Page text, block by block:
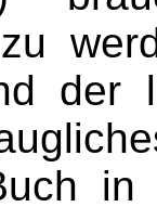
der
in